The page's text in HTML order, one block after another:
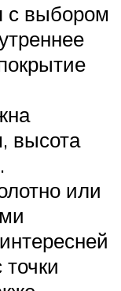
с выбором
высота
или